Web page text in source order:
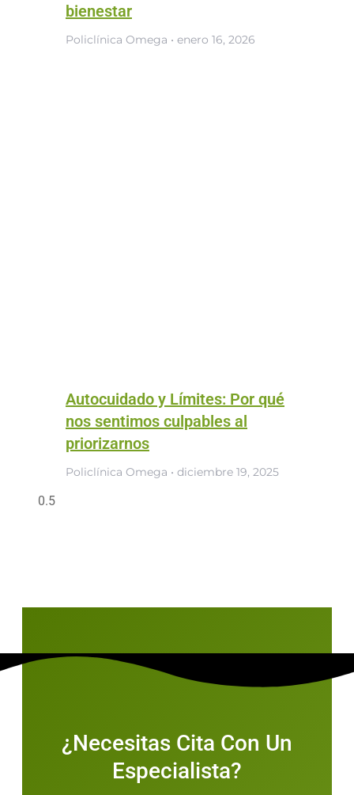
bienestar
Policlínica Omega enero 16, 2026
Autocuidado y Límites: Por qué
nos sentimos culpables al
priorizarnos
Policlínica Omega diciembre 19, 2025
¿Necesitas Cita Con Un
Especialista?